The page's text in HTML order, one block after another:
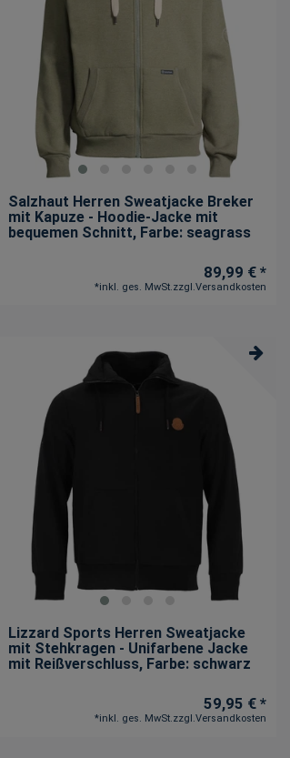
Salzhaut Herren Sweatjacke Breker
mit Kapuze - Hoodie-Jacke mit
bequemen Schnitt, Farbe: seagrass
89,99 € *
*inkl. ges. MwSt.zzgl.Versandkosten
Lizzard Sports Herren Sweatjacke
mit Stehkragen - Unifarbene Jacke
mit Reißverschluss, Farbe: schwarz
59,95 € *
*inkl. ges. MwSt.zzgl.Versandkosten